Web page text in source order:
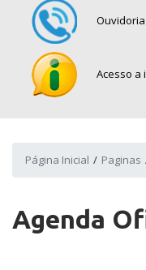
Ouvidoria
Acesso a
Página Inicial Paginas
Agenda